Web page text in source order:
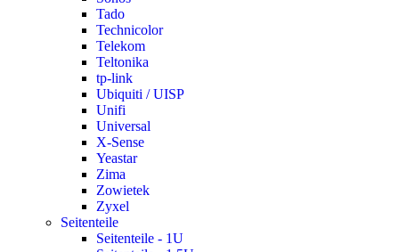
Tado
Technicolor
Telekom
Teltonika
tp-link
Ubiquiti / UISP
Unifi
Universal
X-Sense
Yeastar
Zima
Zowietek
Zyxel
Seitenteile
Seitenteile - 1U